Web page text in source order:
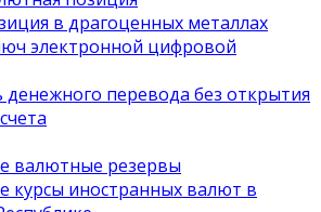
в драгоценных металлах
электронной цифровой
перевода без открытия
валютные резервы
курсы иностранных валют в